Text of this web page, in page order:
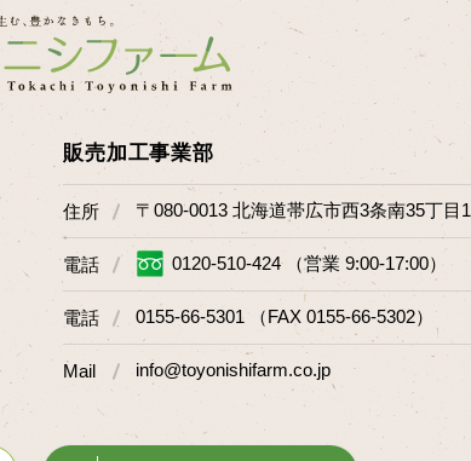
販売加工事業部
住所 〒080-0013 北海道帯広市西3条南35丁目1
電話 0120-510-424 （営業 9:00-17:00）
電話 0155-66-5301 （FAX 0155-66-5302）
Mail info@toyonishifarm.co.jp